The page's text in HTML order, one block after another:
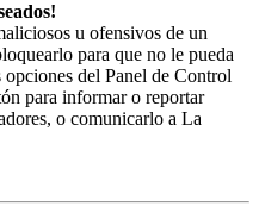
u ofensivos de un
para que no le pueda
del Panel de Control
para informar o reportar
o comunicarlo a La